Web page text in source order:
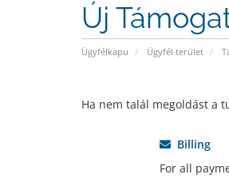
Új
Ügyfélkapu Ügyfél terület
Ha nem talál megoldást a
Billing
For all